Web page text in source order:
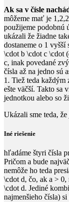
Ak sa v čísle
môžeme mať je
použijeme podobnú
ukázali že žiadne
dostaneme o 1 vyšší
\cdot b \cdot c \cdot
c​, inak povedané
čísla až na jedno sú
1 ​. Tiež teda každým
ešte väčší. Takto sa
jednotkou alebo so
Ukázali sme teda,
Iné riešenie
hľadáme štyri čísla
Pričom a bude
nemôže ho teda
\cdot d​, čo, ak a > 0,
\cdot d​. Jediné
najmenšieho čísla)